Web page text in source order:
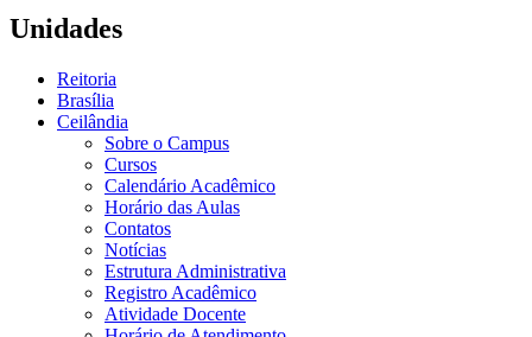
Unidades
Reitoria
Brasília
Ceilândia
Sobre o Campus
Cursos
Calendário Acadêmico
Horário das Aulas
Contatos
Notícias
Estrutura Administrativa
Registro Acadêmico
Atividade Docente